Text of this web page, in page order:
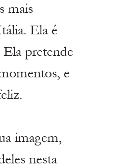
mais
Ela é
pretende
e
imagem,
nesta